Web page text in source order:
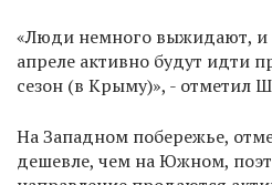
«Люди немного выжидают, и
апреле активно будут идти
сезон (в Крыму)», - отметил
На Западном побережье,
дешевле, чем на Южном,